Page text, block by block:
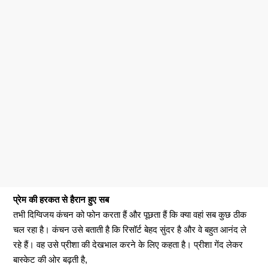
प्रेम की हरकत से हैरान हुए सब
तभी दिग्विजय कंचन को फोन करता हैं और पूछता हैं कि क्या वहां सब कुछ ठीक
चल रहा है। कंचन उसे बताती है कि रिसॉर्ट बेहद सुंदर है और वे बहुत आनंद ले
रहे हैं। वह उसे प्रीशा की देखभाल करने के लिए कहता है। प्रीशा गेंद लेकर
बास्केट की ओर बढ़ती है,